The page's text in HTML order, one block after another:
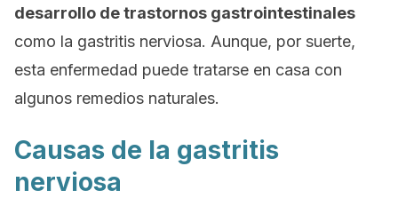
desarrollo de trastornos gastrointestinales
como la gastritis nerviosa. Aunque, por suerte,
esta enfermedad puede tratarse en casa con
algunos remedios naturales.
Causas de la gastritis
nerviosa